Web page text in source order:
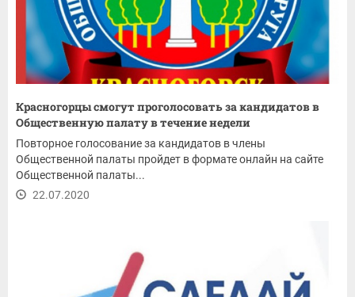
Красногорцы смогут проголосовать за кандидатов в
Общественную палату в течение недели
Повторное голосование за кандидатов в члены
Общественной палаты пройдет в формате онлайн на сайте
Общественной палаты...
22.07.2020